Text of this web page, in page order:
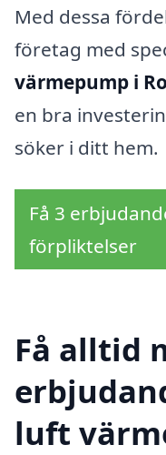
Med dessa
företag med
värmepump i
en bra
söker i ditt hem.
Få 3
förpliktelser
Få alltid
luft